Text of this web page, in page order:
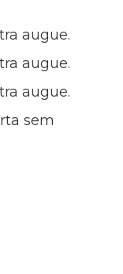
augue.
augue.
augue.
sem